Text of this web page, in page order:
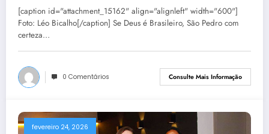
[caption id="attachment_15162" align="alignleft" width="600"]
Foto: Léo Bicalho[/caption] Se Deus é Brasileiro, São Pedro com
certeza…
0 Comentários Consulte Mais Informação
fevereiro 24, 2026